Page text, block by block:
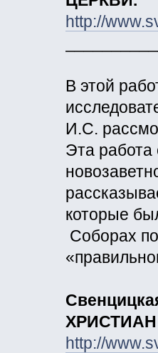
http://
В этой
И.С.
Эта работа
которые
Соборах
ХРИСТИАН
http://